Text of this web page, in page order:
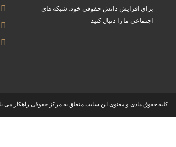
برای افزایش دانش حقوقی خود، شبکه های
اجتماعی ما را دنبال کنید
کلیه حقوق مادی و معنوی این سایت متعلق به مرکز حقوقی راهکار می